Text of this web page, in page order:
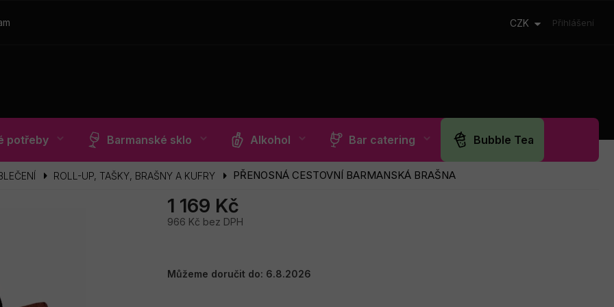
CZK Přihlášení
potřeby Barmanské sklo Alkohol Bar catering Bubble Tea
ROLL-UP, TAŠKY, BRAŠNY A KUFRY PŘENOSNÁ CESTOVNÍ BARMANSKÁ BRAŠNA
1 169 Kč
966 Kč bez DPH
Můžeme doručit do: 6.8.2026